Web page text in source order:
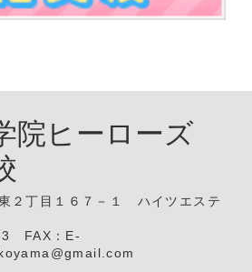
院ヒーローズ
２丁目１６７－１ ハイツエステ
FAX：E-